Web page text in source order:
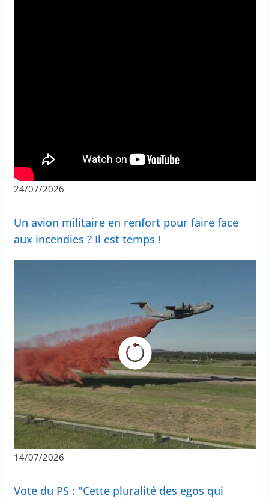
24/07/2026
Un avion militaire en renfort pour faire face
aux incendies ? Il est temps !
14/07/2026
Vote du PS : "Cette pluralité des egos qui